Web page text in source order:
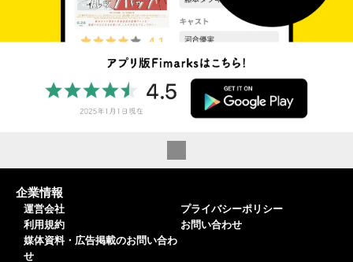
企業情報
運営会社
利用規約
媒体資料・広告掲載のお問い合わ
せ
プライバシーポリシー
お問い合わせ